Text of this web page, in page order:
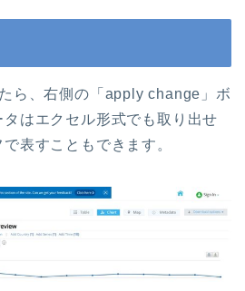
ら、右側の「apply change」ボ
はエクセル形式でも取り出せ
表すこともできます。